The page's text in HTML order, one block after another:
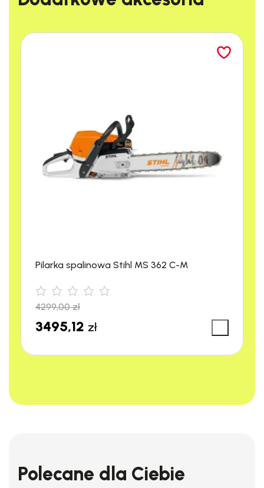
uczęszczanych miejscach takich jak dworce, centra
handlowe, kina czy hotele.
Urządzenie SGG 1 zasilane bateryjnie usuwa zaschniętą
gumę w ciągu kilku sekund. Jest to możliwe dzięki kombinacji
nawet przez 8 godzin dziennie. SGG 1 jest bezpieczny w
użyciu na kamieniu, betonie, asfalcie, a także na chodnikach.
Pilarka spalinowa Stihl MS 362 C-M
4299,00zł
3495,12 zł
Polecane dla Ciebie